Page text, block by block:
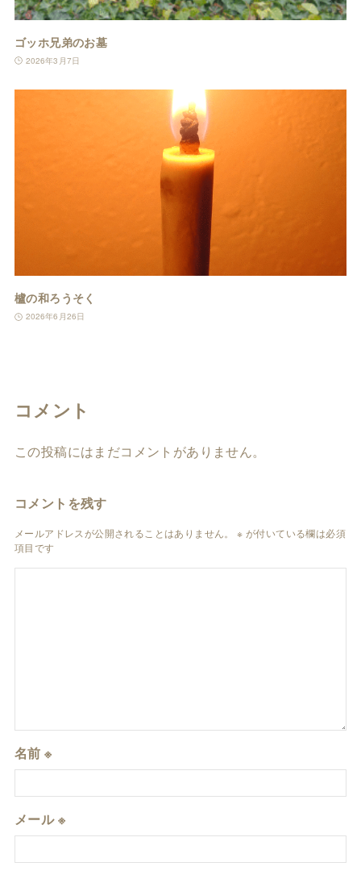
ゴッホ兄弟のお墓
2026年3月7日
櫨の和ろうそく
2026年6月26日
コメント
この投稿にはまだコメントがありません。
コメントを残す
メールアドレスが公開されることはありません。 ※ が付いている欄は必須
項目です
名前※
メール※